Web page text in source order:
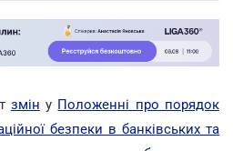
змін у Положенні про порядок
безпеки в банківських та